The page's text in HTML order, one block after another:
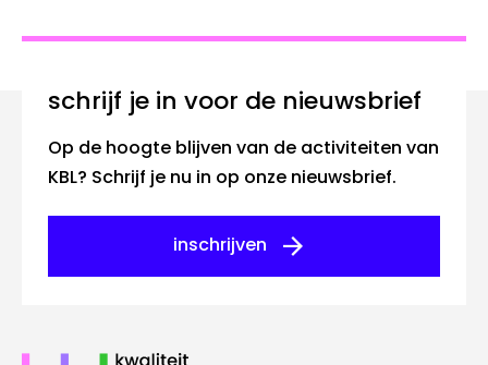
Schrijf je in voor de nieuwsbrief
Op de hoogte blijven van de activiteiten van
KBL? Schrijf je nu in op onze nieuwsbrief.
inschrijven